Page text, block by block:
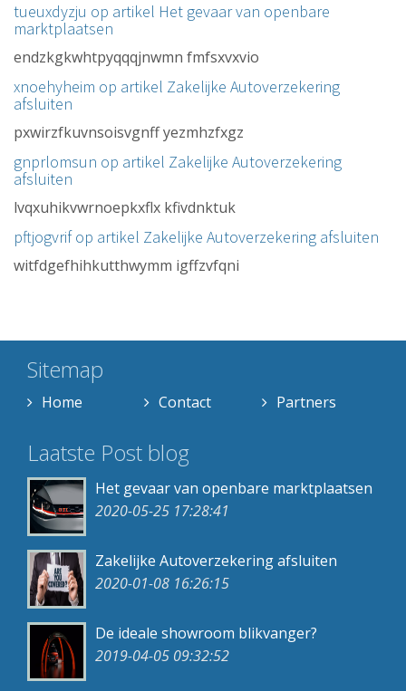
tueuxdyzju op artikel Het gevaar van openbare
marktplaatsen
endzkgkwhtpyqqqjnwmn fmfsxvxvio
xnoehyheim op artikel Zakelijke Autoverzekering
afsluiten
pxwirzfkuvnsoisvgnff yezmhzfxgz
gnprlomsun op artikel Zakelijke Autoverzekering
afsluiten
lvqxuhikvwrnoepkxflx kfivdnktuk
pftjogvrif op artikel Zakelijke Autoverzekering afsluiten
witfdgefhihkutthwymm igffzvfqni
Sitemap
Home Contact Partners
Laatste Post blog
Het gevaar van openbare marktplaatsen
2020-05-25 17:28:41
Zakelijke Autoverzekering afsluiten
2020-01-08 16:26:15
De ideale showroom blikvanger?
2019-04-05 09:32:52